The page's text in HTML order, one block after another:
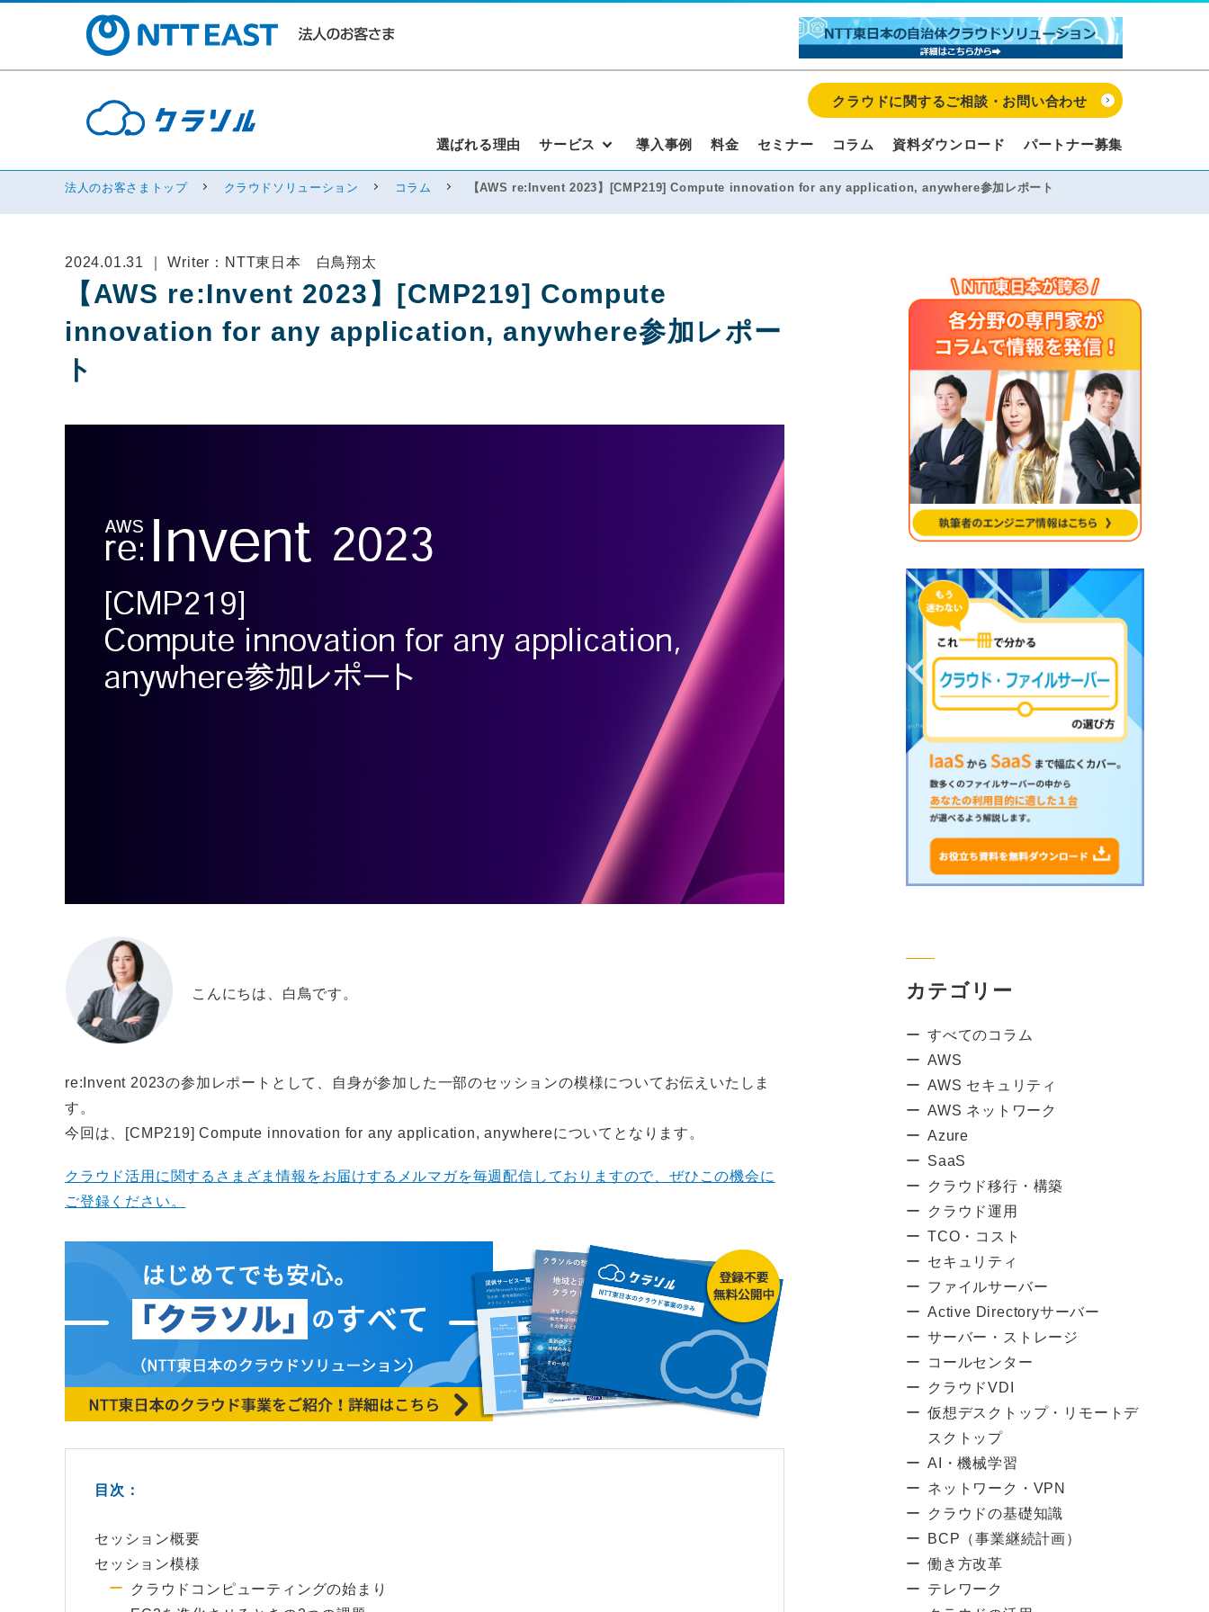
選ばれる理由 サービス 導入事例 料金 セミナー コラム 資料ダウンロード パートナー募集
クラウドに関するご相談・お問い合わせ
法人のお客さまトップ クラウドソリューション コラム 【AWS re:Invent 2023】[CMP219] Compute innovation for any application, anywhere参加レポート
2024.01.31 ｜ Writer：NTT東日本 白鳥翔太
【AWS re:Invent 2023】[CMP219] Compute
innovation for any application, anywhere参加レポー
ト
こんにちは、白鳥です。
re:Invent 2023の参加レポートとして、自身が参加した一部のセッションの模様についてお伝えいたしま
す。
今回は、[CMP219] Compute innovation for any application, anywhereについてとなります。
クラウド活用に関するさまざま情報をお届けするメルマガを毎週配信しておりますので、ぜひこの機会に
ご登録ください。
目次：
セッション概要
セッション模様
クラウドコンピューティングの始まり
カテゴリー
すべてのコラム
AWS
AWS セキュリティ
AWS ネットワーク
Azure
SaaS
クラウド移行・構築
クラウド運用
TCO・コスト
セキュリティ
ファイルサーバー
Active Directoryサーバー
サーバー・ストレージ
コールセンター
クラウドVDI
仮想デスクトップ・リモートデ
スクトップ
AI・機械学習
ネットワーク・VPN
クラウドの基礎知識
BCP（事業継続計画）
働き方改革
テレワーク